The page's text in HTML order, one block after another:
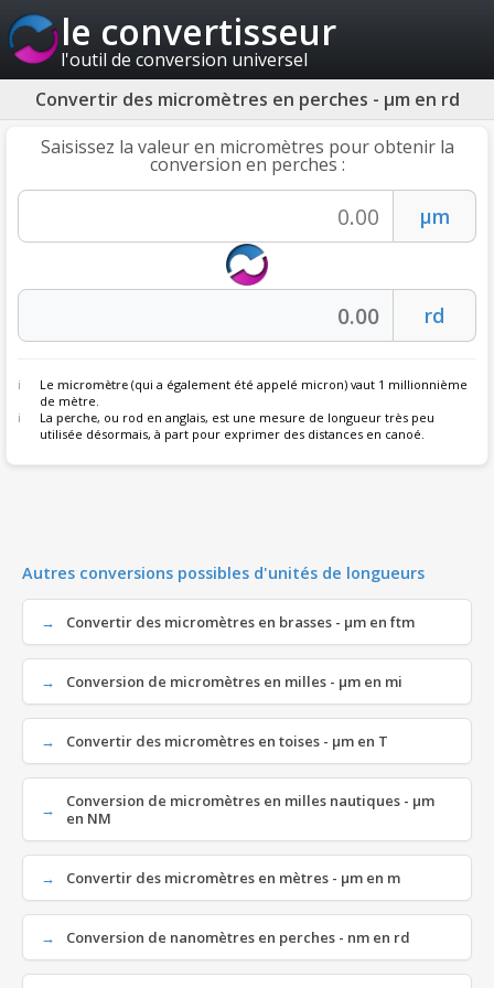
le convertisseur
l'outil de conversion universel
Convertir des micromètres en perches - µm en rd
Saisissez la valeur en micromètres pour obtenir la
conversion en perches :
Le micromètre (qui a également été appelé micron) vaut 1 millionnième
de mètre.
La perche, ou rod en anglais, est une mesure de longueur très peu
utilisée désormais, à part pour exprimer des distances en canoé.
Autres conversions possibles d'unités de longueurs
Convertir des micromètres en brasses - µm en ftm
Conversion de micromètres en milles - µm en mi
Convertir des micromètres en toises - µm en T
Conversion de micromètres en milles nautiques - µm
en NM
Convertir des micromètres en mètres - µm en m
Conversion de nanomètres en perches - nm en rd